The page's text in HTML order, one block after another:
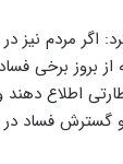
اگر مردم نیز
از بروز برخی
اطلاع
و گسترش فساد